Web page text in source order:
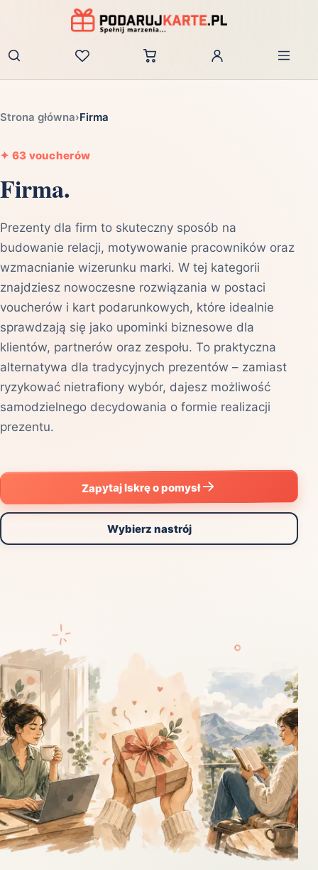
Zaloguj
Strona główna›Firma
✦ 63 voucherów
Firma.
Prezenty dla firm to skuteczny sposób na
budowanie relacji, motywowanie pracowników oraz
wzmacnianie wizerunku marki. W tej kategorii
znajdziesz nowoczesne rozwiązania w postaci
voucherów i kart podarunkowych, które idealnie
sprawdzają się jako upominki biznesowe dla
klientów, partnerów oraz zespołu. To praktyczna
alternatywa dla tradycyjnych prezentów – zamiast
ryzykować nietrafiony wybór, dajesz możliwość
samodzielnego decydowania o formie realizacji
prezentu.
Zapytaj Iskrę o pomysł
Wybierz nastrój